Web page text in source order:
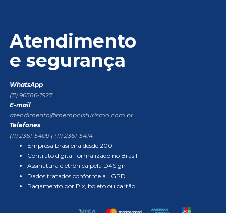
Atendimento
e segurança
WhatsApp
(11) 96586-1927
E-mail
atendimento@memphisturismo.com.br
Telefones
(11) 2361-5409 | (11) 2361-5414
Empresa brasileira desde 2001
Contrato digital formalizado no Brasil
Assinatura eletrônica pela D4Sign
Dados tratados conforme a LGPD
Pagamento por Pix, boleto ou cartão